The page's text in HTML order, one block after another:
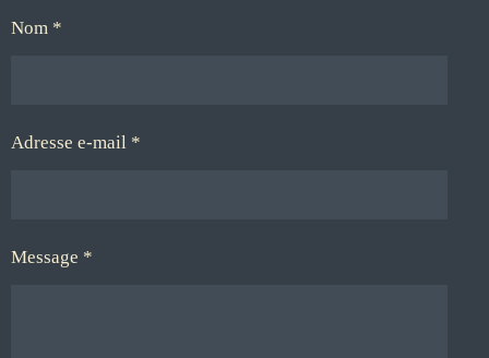
Nom *
Adresse e-mail *
Message *